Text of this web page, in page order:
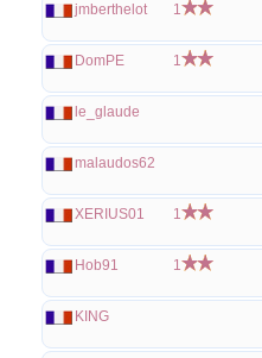
jmberthelot 1
DomPE 1
le_glaude
malaudos62
XERIUS01 1
Hob91 1
KING